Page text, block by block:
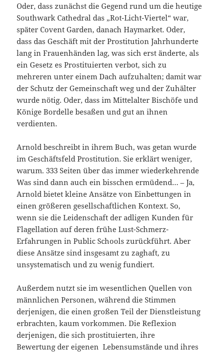
Oder, dass zunächst die Gegend rund um die heutige
Southwark Cathedral das „Rot-Licht-Viertel“ war,
später Covent Garden, danach Haymarket. Oder,
dass das Geschäft mit der Prostitution Jahrhunderte
lang in Frauenhänden lag, was sich erst änderte, als
ein Gesetz es Prostituierten verbot, sich zu
mehreren unter einem Dach aufzuhalten; damit war
der Schutz der Gemeinschaft weg und der Zuhälter
wurde nötig. Oder, dass im Mittelalter Bischöfe und
Könige Bordelle besaßen und gut an ihnen
verdienten.
Arnold beschreibt in ihrem Buch, was getan wurde
im Geschäftsfeld Prostitution. Sie erklärt weniger,
warum. 333 Seiten über das immer wiederkehrende
Was sind dann auch ein bisschen ermüdend… – Ja,
Arnold bietet kleine Ansätze von Einbettungen in
einen größeren gesellschaftlichen Kontext. So,
wenn sie die Leidenschaft der adligen Kunden für
Flagellation auf deren frühe Lust-Schmerz-
Erfahrungen in Public Schools zurückführt. Aber
diese Ansätze sind insgesamt zu zaghaft, zu
unsystematisch und zu wenig fundiert.
Außerdem nutzt sie im wesentlichen Quellen von
männlichen Personen, während die Stimmen
derjenigen, die einen großen Teil der Dienstleistung
erbrachten, kaum vorkommen. Die Reflexion
derjenigen, die sich prostituierten, ihre
Bewertung der eigenen Lebensumstände und ihres